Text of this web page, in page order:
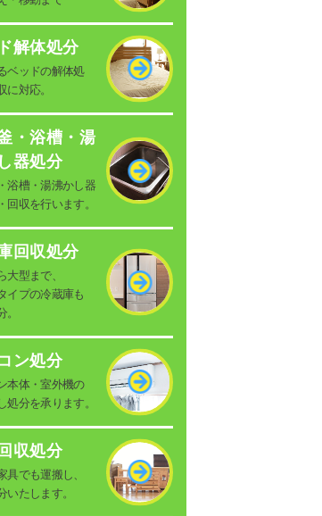
解体処分
ベッドの解体処
に対応。
・浴槽・湯
器処分
浴槽・湯沸かし器
回収を行います。
回収処分
大型まで、
イプの冷蔵庫も
。
ン処分
本体・室外機の
処分を承ります。
収処分
具でも運搬し、
いたします。